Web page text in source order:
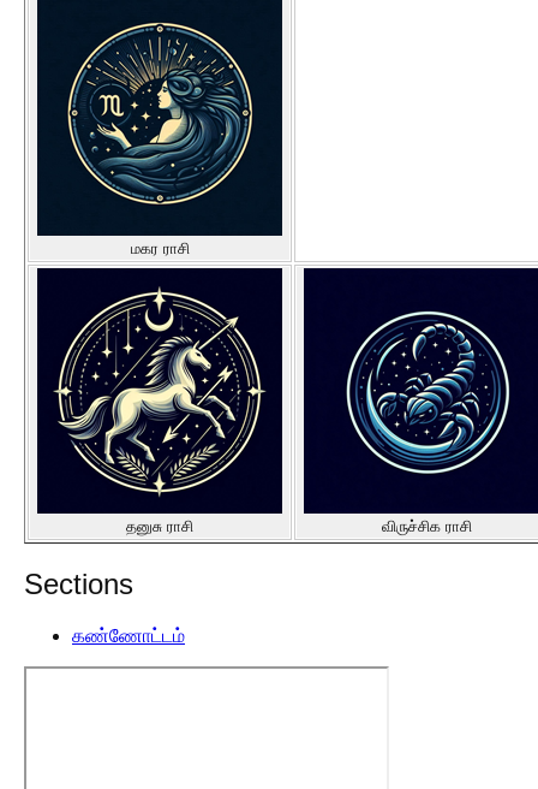
மகர ராசி
தனுசு ராசி விருச்சிக ராசி
Sections
கண்ணோட்டம்